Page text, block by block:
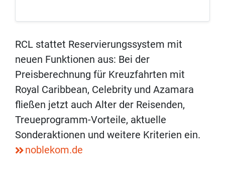
RCL stattet Reservierungssystem mit
neuen Funktionen aus: Bei der
Preisberechnung für Kreuzfahrten mit
Royal Caribbean, Celebrity und Azamara
fließen jetzt auch Alter der Reisenden,
Treueprogramm-Vorteile, aktuelle
Sonderaktionen und weitere Kriterien ein.
noblekom.de